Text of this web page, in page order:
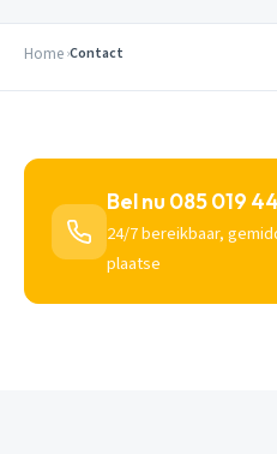
Home Contact
Bel nu 085 019
24/7 bereikbaar,
plaatse